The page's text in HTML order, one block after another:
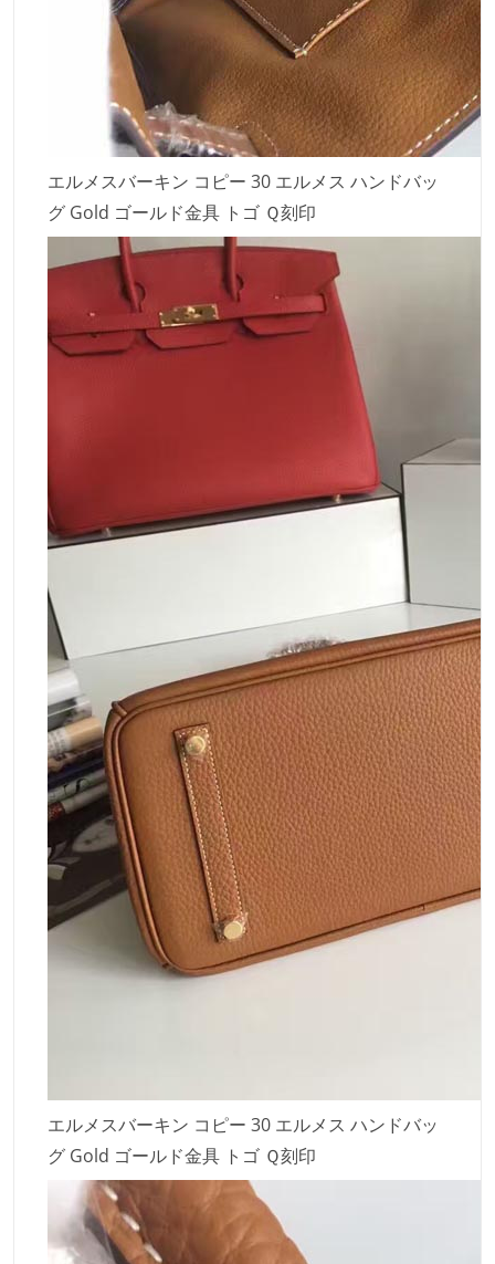
エルメスバーキン コピー 30 エルメス ハンドバッ
グ Gold ゴールド金具 トゴ Ｑ刻印
エルメスバーキン コピー 30 エルメス ハンドバッ
グ Gold ゴールド金具 トゴ Ｑ刻印